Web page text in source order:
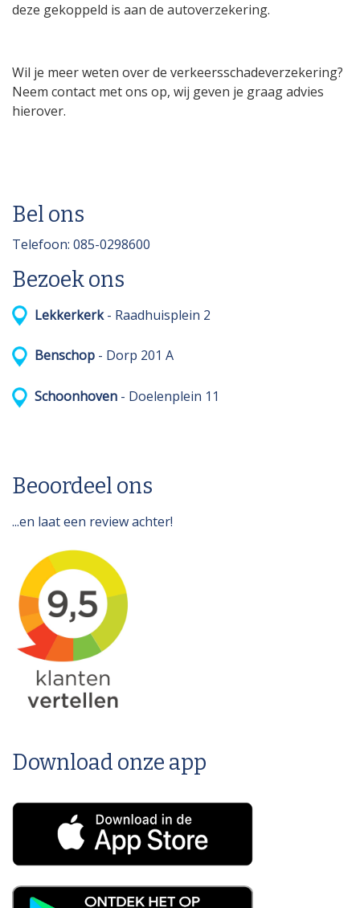
deze gekoppeld is aan de autoverzekering.
Wil je meer weten over de verkeersschadeverzekering?
Neem contact met ons op, wij geven je graag advies
hierover.
Bel ons
Telefoon: 085-0298600
Bezoek ons
Lekkerkerk- Raadhuisplein 2
Benschop - Dorp 201 A
Schoonhoven - Doelenplein 11
Beoordeel ons
...en laat een review achter!
Download onze app